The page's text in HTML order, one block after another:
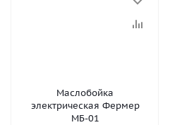
Маслобойка
электрическая Фермер
МБ-01